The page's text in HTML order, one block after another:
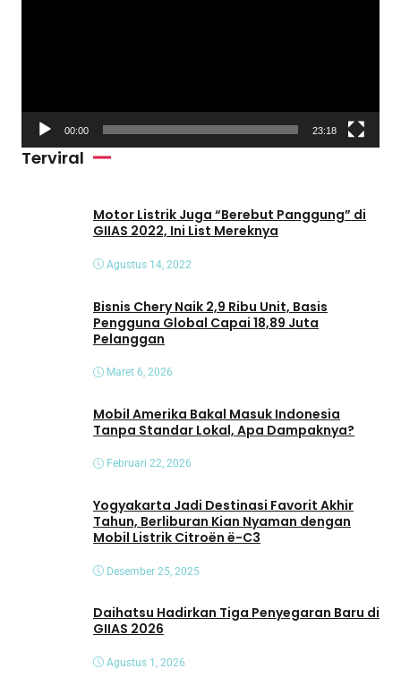
d
00:00 23:18
Terviral
Motor Listrik Juga “Berebut Panggung” di
GIIAS 2022, Ini List Mereknya
Agustus 14, 2022
Bisnis Chery Naik 2,9 Ribu Unit, Basis
Pengguna Global Capai 18,89 Juta
Pelanggan
Maret 6, 2026
Mobil Amerika Bakal Masuk Indonesia
Tanpa Standar Lokal, Apa Dampaknya?
Februari 22, 2026
Yogyakarta Jadi Destinasi Favorit Akhir
Tahun, Berliburan Kian Nyaman dengan
Mobil Listrik Citroën ë-C3
Desember 25, 2025
Daihatsu Hadirkan Tiga Penyegaran Baru di
GIIAS 2026
Agustus 1, 2026